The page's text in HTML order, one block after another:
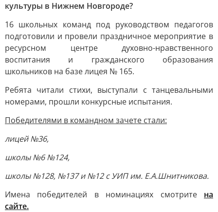
культуры в Нижнем Новгороде?
16 школьных команд под руководством педагогов
подготовили и провели праздничное мероприятие в
ресурсном центре духовно-нравственного
воспитания и гражданского образования
школьников на базе лицея № 165.
Ребята читали стихи, выступали с танцевальными
номерами, прошли конкурсные испытания.
Победителями в командном зачете стали:
лицей №36,
школы №6 №124,
школы №128, №137 и №12 с УИП им. Е.А.Шнитникова.
Имена победителей в номинациях смотрите на
сайте.